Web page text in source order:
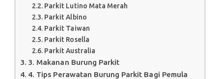
Parkit Lutino Mata Merah
Parkit Albino
Parkit Taiwan
Parkit Rosella
Parkit Australia
3. Makanan Burung Parkit
4. Tips Perawatan Burung Parkit Bagi Pemula